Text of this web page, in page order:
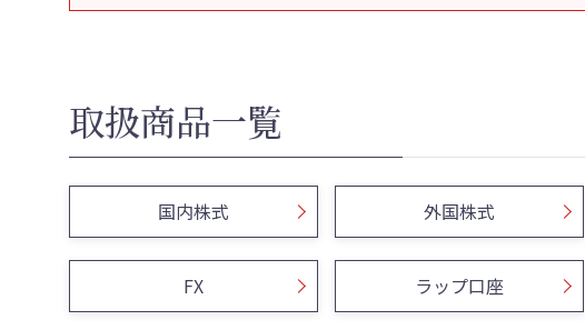
取扱商品一覧
国内株式 外国株式
FX ラップ口座